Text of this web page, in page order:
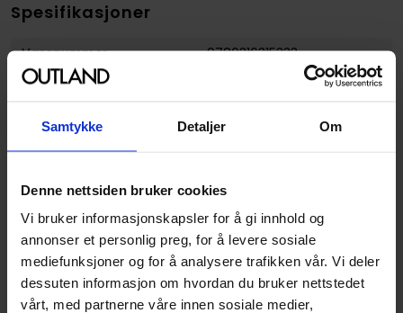
Samtykke Detaljer Om
Denne nettsiden bruker cookies
Vi bruker informasjonskapsler for å gi innhold og
annonser et personlig preg, for å levere sosiale
mediefunksjoner og for å analysere trafikken vår. Vi deler
dessuten informasjon om hvordan du bruker nettstedet
vårt, med partnerne våre innen sosiale medier,
Spesifikasjoner
Varenummer
9780316315333
Vekt (Kg) :
Format
girls in a dungeon? on the
side: sword oratoria
Forfattere
Fujino Omori
Kiyotaka
Haimura
Yasuda